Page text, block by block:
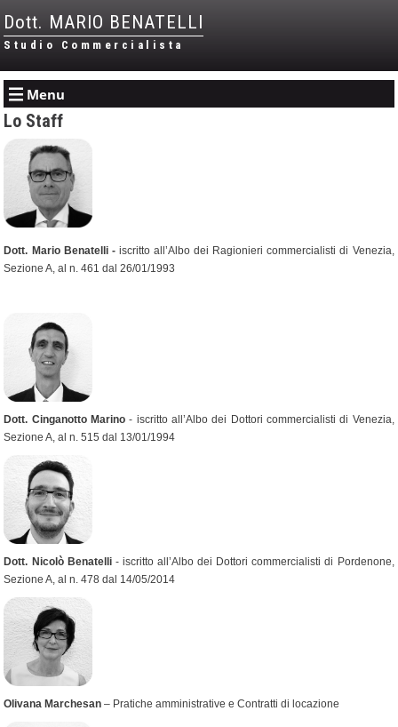
Dott. MARIO BENATELLI
Studio Commercialista
Menu
Lo Staff
Dott. Mario Benatelli - iscritto all’Albo dei Ragionieri commercialisti di Venezia,
Sezione A, al n. 461 dal 26/01/1993
Dott. Cinganotto Marino - iscritto all’Albo dei Dottori commercialisti di Venezia,
Sezione A, al n. 515 dal 13/01/1994
Dott. Nicolò Benatelli- iscritto all’Albo dei Dottori commercialisti di Pordenone,
Sezione A, al n. 478 dal 14/05/2014
Olivana Marchesan– Pratiche amministrative e Contratti di locazione